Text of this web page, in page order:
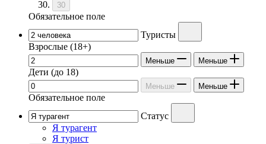
30
Обязательное поле
Туристы
Взрослые (18+)
Меньше Меньше
Дети (до 18)
Меньше Меньше
Обязательное поле
Статус
Я турагент
Я турист